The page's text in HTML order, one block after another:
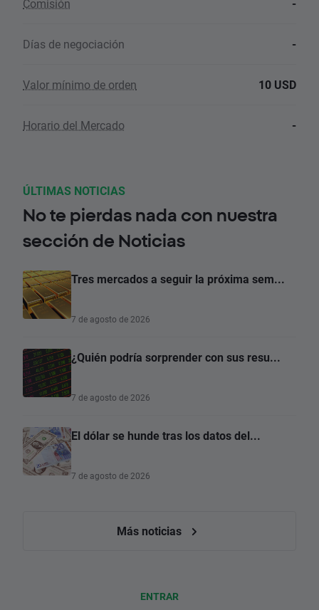
Comisión -
Días de negociación -
Valor mínimo de orden 10 USD
Horario del Mercado -
ÚLTIMAS NOTICIAS
No te pierdas nada con nuestra
sección de Noticias
Tres mercados a seguir la próxima sem...
7 de agosto de 2026
¿Quién podría sorprender con sus resu...
7 de agosto de 2026
El dólar se hunde tras los datos del...
7 de agosto de 2026
Más noticias
ENTRAR